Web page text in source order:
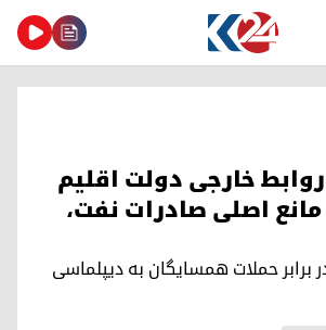
خارجی دولت اقلیم
اصلی صادرات نفت،
برابر حملات همسایگان بە دیپلماسی